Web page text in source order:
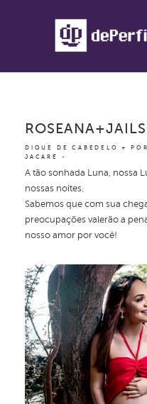
DIQUE DE CABEDELO +
JACARÉ
A tão sonhada Luna, nossa
nossas noites.
Sabemos que com sua
preocupações valerão a
nosso amor por você!